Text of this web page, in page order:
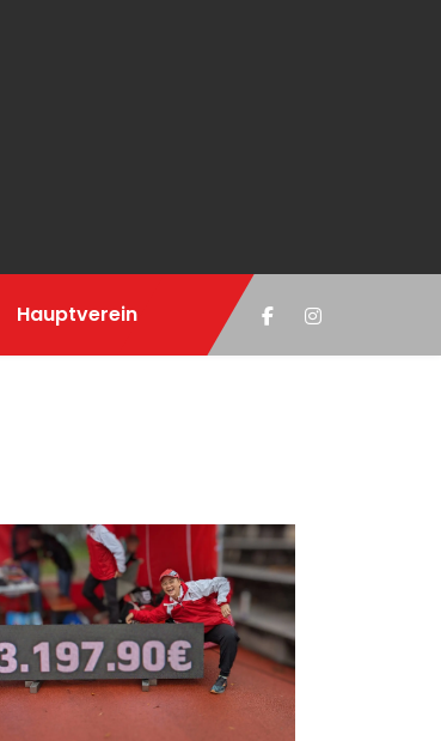
Hauptverein